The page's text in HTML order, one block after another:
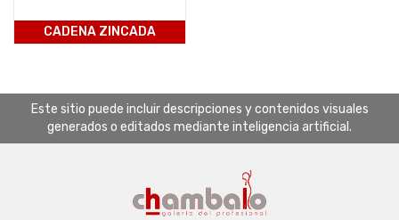
CADENA ZINCADA
Este sitio puede incluir descripciones y contenidos visuales
generados o editados mediante inteligencia artificial.